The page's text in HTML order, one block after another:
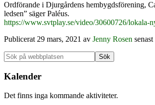
Ordförande i Djurgårdens hembygdsförening,
ledsen” säger Paléus.
https://www.svtplay.se/video/30600726/lokala-
Publicerat 29 mars, 2021 av Jenny Rosen
Primärt
sidofält
Sök
på
webbplatsen
Kalender
Det finns inga kommande aktiviteter.